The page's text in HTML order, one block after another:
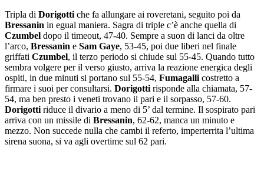
Tripla di Dorigotti che fa allungare ai roveretani, seguito poi da
Bressanin in egual maniera. Sagra di triple c’è anche quella di
Czumbel dopo il timeout, 47-40. Sempre a suon di lanci da oltre
l’arco, Bressanin e Sam Gaye, 53-45, poi due liberi nel finale
griffati Czumbel, il terzo periodo si chiude sul 55-45. Quando tutto
sembra volgere per il verso giusto, arriva la reazione energica degli
ospiti, in due minuti si portano sul 55-54, Fumagalli costretto a
firmare i suoi per consultarsi. Dorigotti risponde alla chiamata, 57-
54, ma ben presto i veneti trovano il pari e il sorpasso, 57-60.
Dorigotti riduce il divario a meno di 5’ dal termine. Il sospirato pari
arriva con un missile di Bressanin, 62-62, manca un minuto e
mezzo. Non succede nulla che cambi il referto, imperterrita l’ultima
sirena suona, si va agli overtime sul 62 pari.